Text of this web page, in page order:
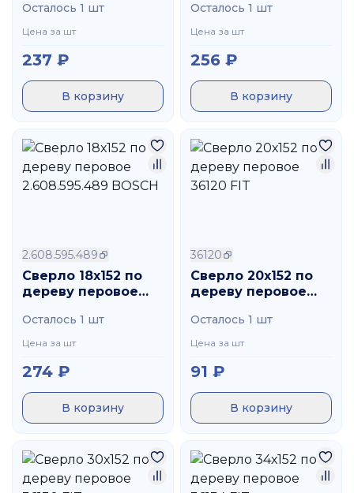
BOSCH
Осталось 1 шт
Цена за шт
237 ₽
В корзину
BOSCH
Осталось 1 шт
Цена за шт
256 ₽
В корзину
2.608.595.489
Сверло 18х152 по
дереву перовое
BOSCH
Осталось 1 шт
Цена за шт
274 ₽
В корзину
36120
Сверло 20х152 по
дереву перовое
Осталось 1 шт
Цена за шт
91 ₽
В корзину